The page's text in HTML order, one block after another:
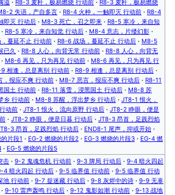
溢 · R8-3 麦秆，极易燃烧 行动前 · R8-3 麦秆，极易燃烧
2 失语，产自多言 · R8-4 火种，一触即灭 行动前 · R8-4
即灭 行动后 · M8-3 死亡，召之即来 · R8-5 寒冷，来自知
· R8-5 寒冷，来自知觉 行动后 · M8-4 意志，片缕幻影 ·
蔓延不止 行动前 · R8-6 战场，蔓延不止 行动后 · M8-5
已久 · R8-8 人心，向背无常 行动前 · R8-8 人心，向背无
· M8-6 再见，只为再见 行动前 · M8-6 再见，只为再见 行
相逢，总是离别 行动前 · R8-9 相逢，总是离别 行动后 ·
，报应不爽 行动前 · M8-7 恶言，报应不爽 行动后 · R8-11
国土 行动前 · R8-11 落雪，浸黑国土 行动后 · M8-8 苏
乡 行动前 · M8-8 苏醒，浮出梦乡 行动后 · JT8-1 恨火，
动前 · JT8-1 恨火，流向原野 行动后 · JT8-2 睁眼，便是
· JT8-2 睁眼，便是日暮 行动后 · JT8-3 昂首，足践烈焰
3 昂首，足践烈焰 行动后 · END8-1 尾声，抑或开始 ·
片段1 · EG-2 燃烧的片段2 · EG-3 燃烧的片段3 · EG-4 燃
· EG-5 燃烧的片段5
击 · 9-2 鬼魂危机 行动前 · 9-3 牌局 行动后 · 9-4 暗火四起
4 暗火四起 行动后 · 9-5 临界值 行动前 · 9-5 临界值 行动
池 行动前 · 9-7 捉迷藏 行动后 · 9-8 灰烬中的诗 · 9-9 无辜
· 9-10 雷声轰鸣 行动后 · 9-12 鬼影如潮 行动前 · 9-13 战地